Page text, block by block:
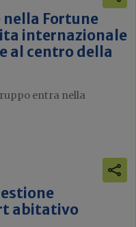
nella Fortune
internazionale
al centro della
entra nella
abitativo